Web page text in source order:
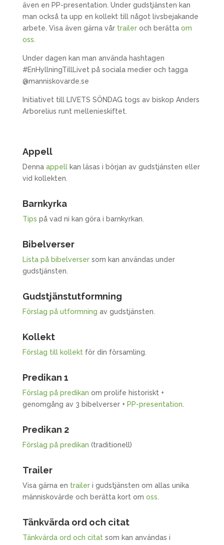
även en PP-presentation. Under gudstjänsten kan
man också ta upp en kollekt till något livsbejakande
arbete. Visa även gärna vår traileroch berätta om
oss.
Under dagen kan man använda hashtagen
#EnHyllningTillLivet på sociala medier och tagga
@manniskovarde.se
Initiativet till LIVETS SÖNDAG togs av biskop Anders
Arborelius runt mellenieskiftet.
Appell
Denna appellkan läsas i början av gudstjänsten eller
vid kollekten.
Barnkyrka
Tips på vad ni kan göra i barnkyrkan.
Bibelverser
Lista på bibelverser som kan användas under
gudstjänsten.
Gudstjänstutformning
Förslag på utformning av gudstjänsten.
Kollekt
Förslag till kollektför din församling.
Predikan 1
Förslag på predikan om prolife historiskt +
genomgång av 3 bibelverser + PP-presentation
Predikan 2
Förslag på predikan (traditionell)
Trailer
Visa gärna en traileri gudstjänsten om allas unika
människovärde och berätta kort om oss
Tänkvärda ord och citat
Tänkvärda ord och citat som kan användas i